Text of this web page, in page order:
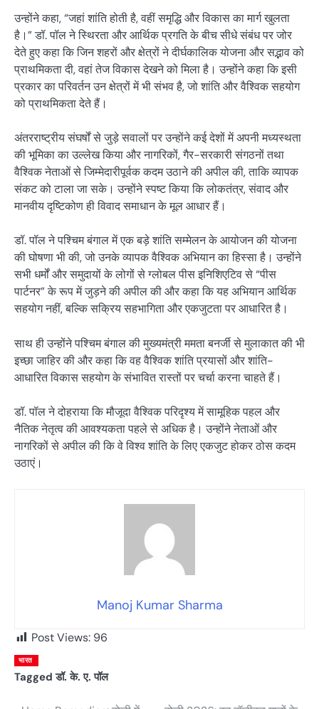
उन्होंने कहा, “जहां शांति होती है, वहीं समृद्धि और विकास का मार्ग खुलता
है।” डॉ. पॉल ने स्थिरता और आर्थिक प्रगति के बीच सीधे संबंध पर जोर
देते हुए कहा कि जिन शहरों और क्षेत्रों ने दीर्घकालिक योजना और सद्भाव को
प्राथमिकता दी, वहां तेज विकास देखने को मिला है। उन्होंने कहा कि इसी
प्रकार का परिवर्तन उन क्षेत्रों में भी संभव है, जो शांति और वैश्विक सहयोग
को प्राथमिकता देते हैं।
अंतरराष्ट्रीय संघर्षों से जुड़े सवालों पर उन्होंने कई देशों में अपनी मध्यस्थता
की भूमिका का उल्लेख किया और नागरिकों, गैर-सरकारी संगठनों तथा
वैश्विक नेताओं से जिम्मेदारीपूर्वक कदम उठाने की अपील की, ताकि व्यापक
संकट को टाला जा सके। उन्होंने स्पष्ट किया कि लोकतंत्र, संवाद और
मानवीय दृष्टिकोण ही विवाद समाधान के मूल आधार हैं।
डॉ. पॉल ने पश्चिम बंगाल में एक बड़े शांति सम्मेलन के आयोजन की योजना
की घोषणा भी की, जो उनके व्यापक वैश्विक अभियान का हिस्सा है। उन्होंने
सभी धर्मों और समुदायों के लोगों से ग्लोबल पीस इनिशिएटिव से “पीस
पार्टनर” के रूप में जुड़ने की अपील की और कहा कि यह अभियान आर्थिक
सहयोग नहीं, बल्कि सक्रिय सहभागिता और एकजुटता पर आधारित है।
साथ ही उन्होंने पश्चिम बंगाल की मुख्यमंत्री ममता बनर्जी से मुलाकात की भी
इच्छा जाहिर की और कहा कि वह वैश्विक शांति प्रयासों और शांति-
आधारित विकास सहयोग के संभावित रास्तों पर चर्चा करना चाहते हैं।
डॉ. पॉल ने दोहराया कि मौजूदा वैश्विक परिदृश्य में सामूहिक पहल और
नैतिक नेतृत्व की आवश्यकता पहले से अधिक है। उन्होंने नेताओं और
नागरिकों से अपील की कि वे विश्व शांति के लिए एकजुट होकर ठोस कदम
उठाएं।
Manoj Kumar Sharma
Post Views: 96
भारत
Taggedडॉ. के. ए. पॉल